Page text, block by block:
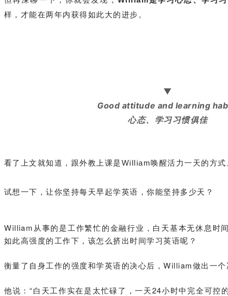
样，才能在两年内获得如此大的进步。
▼
Good attitude and learning
心态、学习习惯俱佳
看了上文就知道，跟外教上课是William唤醒活力一天的方式
试想一下，让你坚持每天早起学英语，你能坚持多少天？
William从事的是工作繁忙的金融行业，白天基本无休息时
如此高强度的工作下，该怎么挤出时间学习英语呢？
衡量了自身工作的强度和学英语的决心后，William做出一
他说：“白天工作实在是太忙碌了，一天24小时中 完全可控